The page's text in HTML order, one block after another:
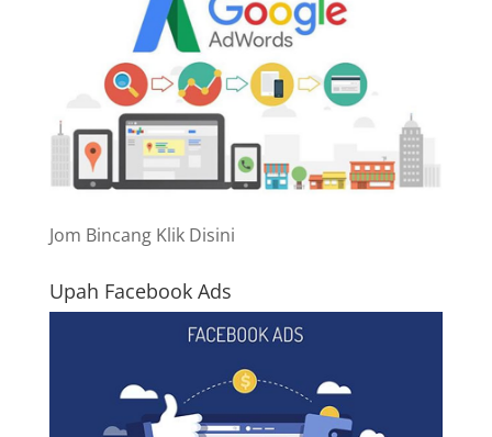
Jom Bincang Klik Disini
Upah Facebook Ads